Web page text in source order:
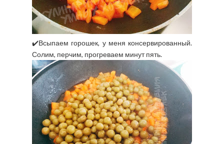
✔️Всыпаем горошек, у меня консервированный.
Солим, перчим, прогреваем минут пять.